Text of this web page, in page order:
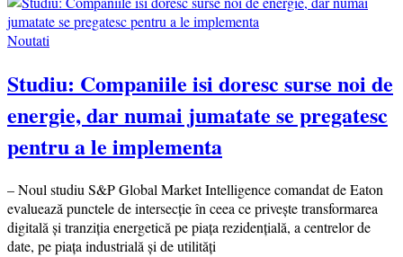
Noutati
Studiu: Companiile isi doresc surse noi de
energie, dar numai jumatate se pregatesc
pentru a le implementa
– Noul studiu S&P Global Market Intelligence comandat de Eaton
evaluează punctele de intersecție în ceea ce privește transformarea
digitală și tranziția energetică pe piața rezidențială, a centrelor de
date, pe piața industrială și de utilități